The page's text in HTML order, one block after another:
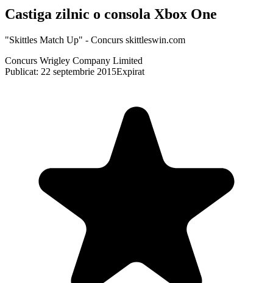
Castiga zilnic o consola Xbox One
"Skittles Match Up" - Concurs skittleswin.com
Concurs Wrigley Company Limited
Publicat: 22 septembrie 2015Expirat